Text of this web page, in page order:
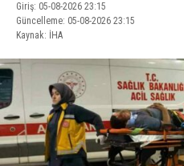
Giriş: 05-08-2026 23:15
Güncelleme: 05-08-2026 23:15
Kaynak: İHA